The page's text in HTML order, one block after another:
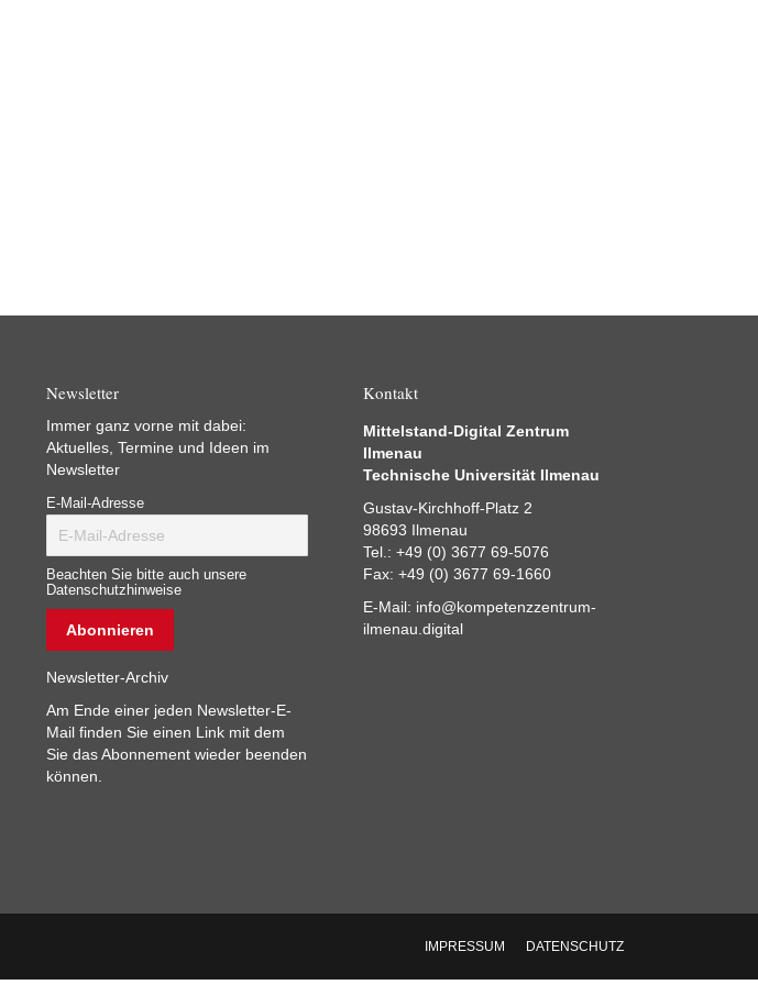
Newsletter
Immer ganz vorne mit dabei:
Aktuelles, Termine und Ideen im
Newsletter
E-Mail-Adresse
Beachten Sie bitte auch unsere
Datenschutzhinweise
Newsletter-Archiv
Am Ende einer jeden Newsletter-E-
Mail finden Sie einen Link mit dem
Sie das Abonnement wieder beenden
können.
Kontakt
Mittelstand-Digital Zentrum
Ilmenau
Technische Universität Ilmenau
Gustav-Kirchhoff-Platz 2
98693 Ilmenau
Tel.: +49 (0) 3677 69-5076
Fax: +49 (0) 3677 69-1660
E-Mail: info@kompetenzzentrum-
ilmenau.digital
IMPRESSUM DATENSCHUTZ